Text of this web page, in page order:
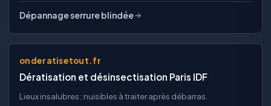
Dépannage serrure blindée
onderatisetout.fr
Dératisation et désinsectisation Paris IDF
Lieux insalubres : nuisibles à traiter après débarras.